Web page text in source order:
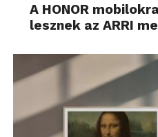
A HONOR
lesznek az ARRI